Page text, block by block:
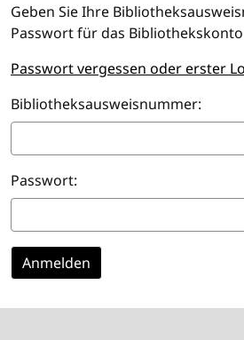
Geben Sie Ihre
Passwort für das
Passwort vergessen oder erster
Bibliotheksausweisnummer:
Passwort: